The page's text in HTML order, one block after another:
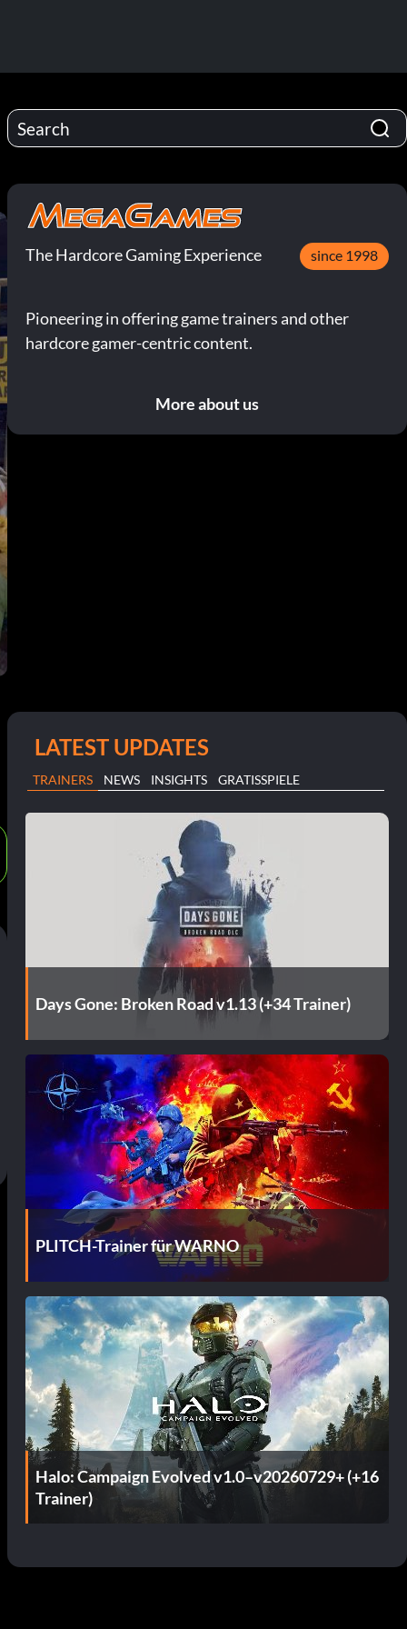
The Hardcore Gaming Experience since 1998
Pioneering in offering game trainers and other
hardcore gamer-centric content.
More about us
LATEST UPDATES
TRAINERS NEWS INSIGHTS GRATISSPIELE
Days Gone: Broken Road v1.13 (+34 Trainer)
PLITCH-Trainer für WARNO
Halo: Campaign Evolved v1.0–v20260729+ (+16
Trainer)